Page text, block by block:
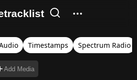
Timestamps Spectrum Radio
Add Media